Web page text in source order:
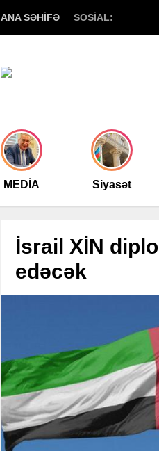
ANA SƏHİFƏ SOSİAL:
MEDİA Siyasət
İsrail XİN
edəcək